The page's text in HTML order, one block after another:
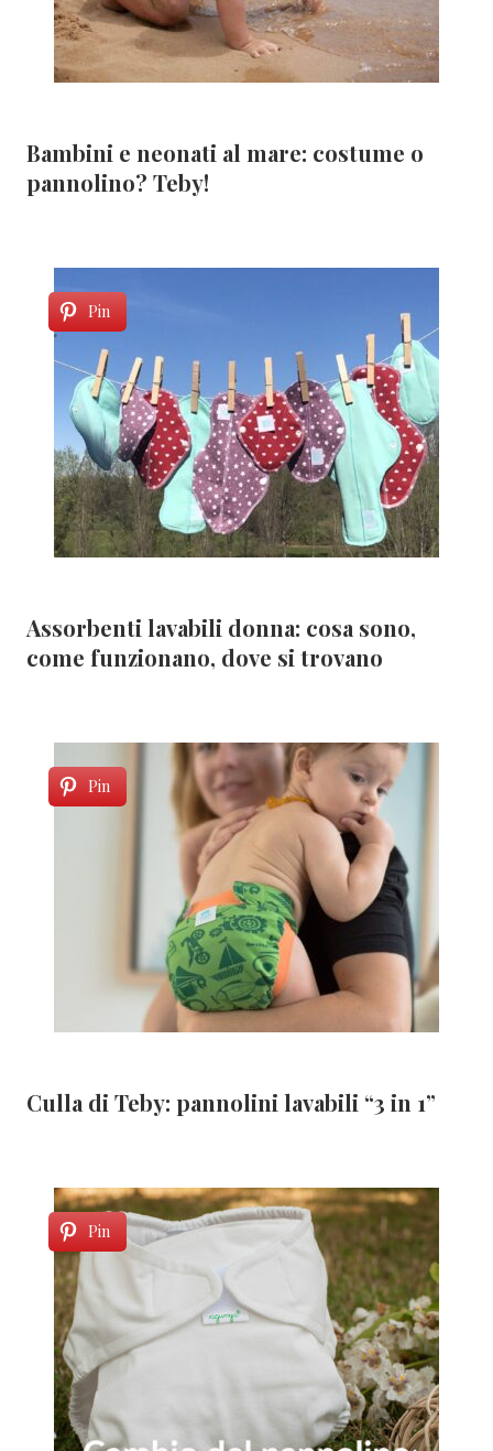
Bambini e neonati al mare: costume o
pannolino? Teby!
Pin
Assorbenti lavabili donna: cosa sono,
come funzionano, dove si trovano
Pin
Culla di Teby: pannolini lavabili “3 in 1”
Pin